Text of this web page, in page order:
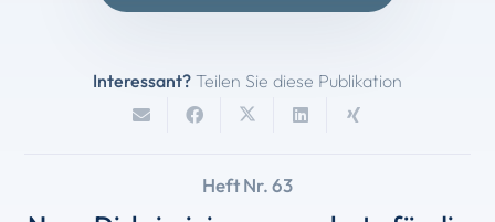
Interessant? Teilen Sie diese Publikation
Heft Nr. 63